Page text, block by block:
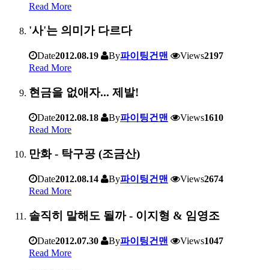
Read More
'사'는 의미가 다르다
Date2012.08.19 By파이팅건맨 Views2197
Read More
현금을 없애자... 제발!
Date2012.08.18 By파이팅건맨 Views1610
Read More
만화 - 탁구공 (조금산)
Date2012.08.14 By파이팅건맨 Views2674
Read More
솔직히 말해도 될까 - 이지형 & 임영조
Date2012.07.30 By파이팅건맨 Views1047
Read More